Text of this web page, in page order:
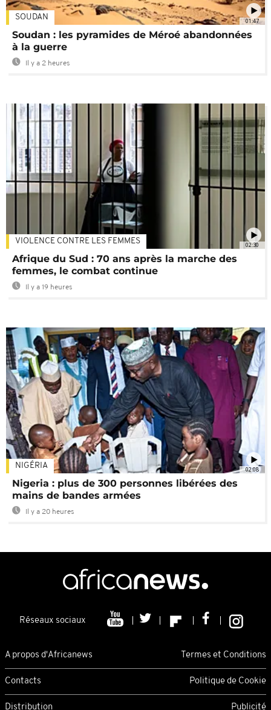
01:47
SOUDAN
Soudan : les pyramides de Méroé abandonnées
à la guerre
Il y a 2 heures
02:30
VIOLENCE CONTRE LES FEMMES
Afrique du Sud : 70 ans après la marche des
femmes, le combat continue
Il y a 19 heures
02:08
NIGÉRIA
Nigeria : plus de 300 personnes libérées des
mains de bandes armées
Il y a 20 heures
Réseaux sociaux
A propos d'Africanews Termes et Conditions
Contacts Politique de Cookie
Distribution Publicité